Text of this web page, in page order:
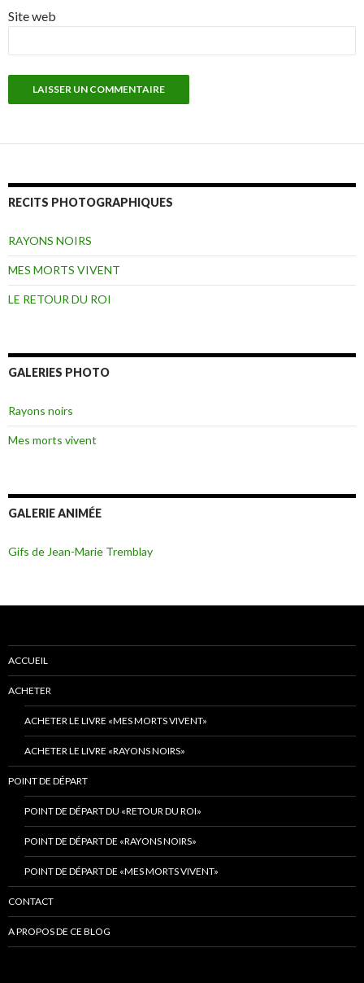
Site web
RECITS PHOTOGRAPHIQUES
RAYONS NOIRS
MES MORTS VIVENT
LE RETOUR DU ROI
GALERIES PHOTO
Rayons noirs
Mes morts vivent
GALERIE ANIMÉE
Gifs de Jean-Marie Tremblay
ACCUEIL
ACHETER
ACHETER LE LIVRE «MES MORTS VIVENT»
ACHETER LE LIVRE «RAYONS NOIRS»
POINT DE DÉPART
POINT DE DÉPART DU «RETOUR DU ROI»
POINT DE DÉPART DE «RAYONS NOIRS»
POINT DE DÉPART DE «MES MORTS VIVENT»
CONTACT
A PROPOS DE CE BLOG